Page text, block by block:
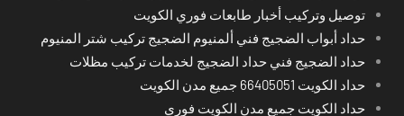
توصيل وتركيب أخبار طابعات فوري الكويت
حداد أبواب الضجيج فني ألمنيوم الضجيج تركيب شتر المنيوم
حداد الضجيج فني حداد الضجيج لخدمات تركيب مظلات
حداد الكويت 66405051 جميع مدن الكويت
حداد الكويت جميع مدن الكويت فوري